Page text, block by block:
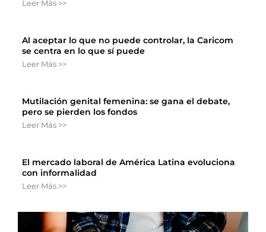
Leer Más >>
Al aceptar lo que no puede controlar, la Caricom
se centra en lo que sí puede
Leer Más >>
Mutilación genital femenina: se gana el debate,
pero se pierden los fondos
Leer Más >>
El mercado laboral de América Latina evoluciona
con informalidad
Leer Más >>